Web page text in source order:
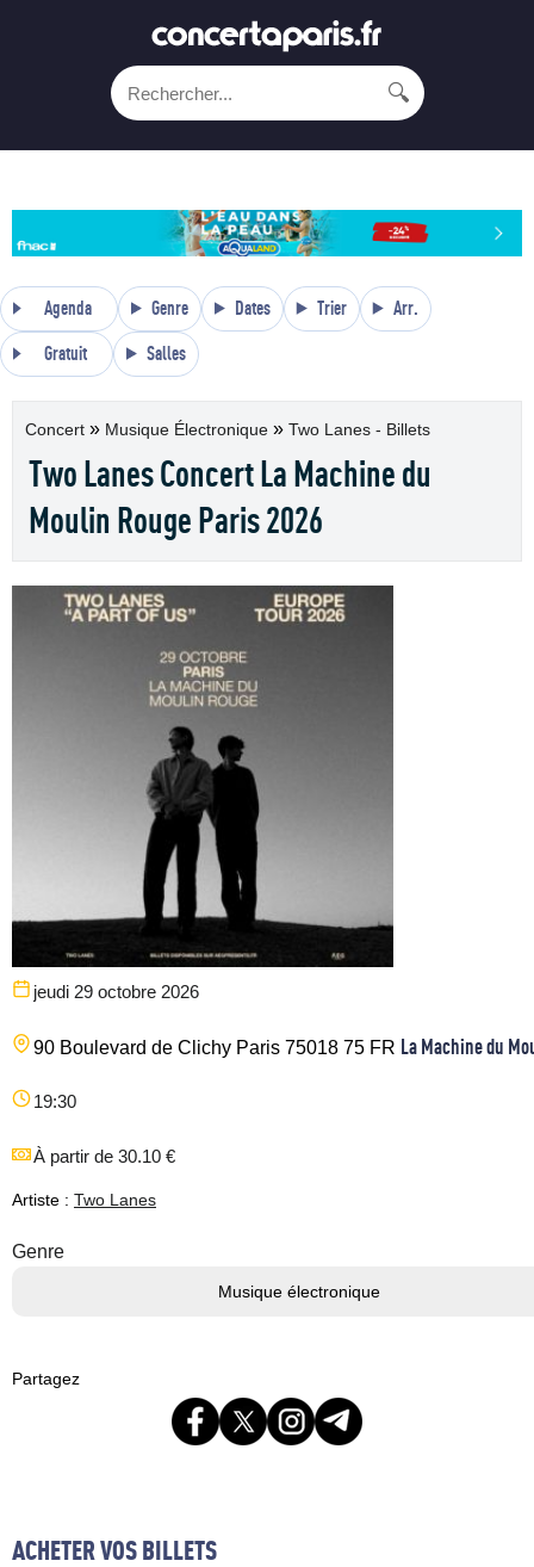
🔍
Agenda Genre Dates Trier Arr.
Gratuit Salles
Concert » Musique Électronique » Two Lanes - Billets
Two Lanes Concert La Machine du
Moulin Rouge Paris 2026
jeudi 29 octobre 2026
90 Boulevard de Clichy Paris 75018 75 FR La Machine du
19:30
À partir de 30.10 €
Artiste : Two Lanes
Genre
Musique électronique
Partagez
ACHETER VOS BILLETS